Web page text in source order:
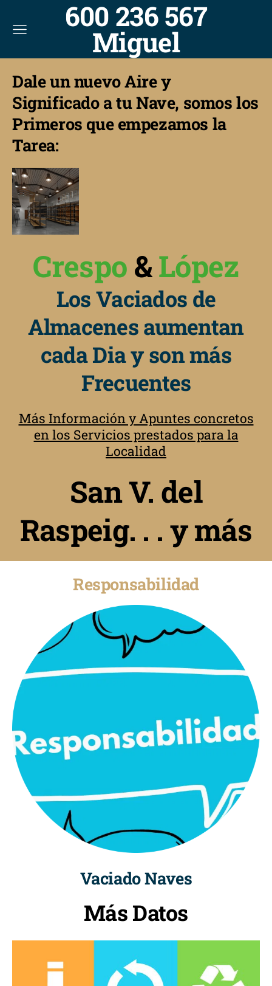
600 236 567
Miguel
Dale un nuevo Aire y
Significado a tu Nave, somos los
Primeros que empezamos la
Tarea:
Crespo &López
Los Vaciados de
Almacenes aumentan
cada Dia y son más
Frecuentes
Más Información y Apuntes concretos
en los Servicios prestados para la
Localidad
San V. del
Raspeig. . . y más
Responsabilidad
Vaciado Naves
Más Datos